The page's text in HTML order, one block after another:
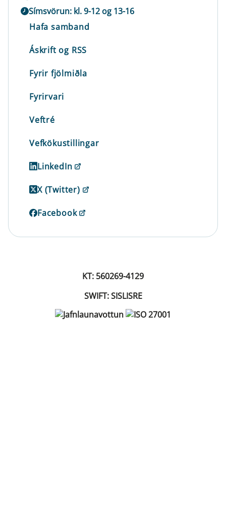
Símsvörun: kl. 9-12 og 13-16
Hafa samband
Áskrift og RSS
Fyrir fjölmiðla
Fyrirvari
Veftré
Vefkökustillingar
LinkedIn
X (Twitter)
Facebook
KT: 560269-4129
SWIFT: SISLISRE